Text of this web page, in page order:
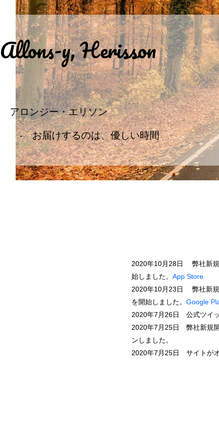
Allons-y, Herisson
アロンジー・エリソン
- お届けするのは、優しい時間
2020年10月28日 弊社新規
始しました。 App Store
2020年10月23日 弊社新規
を開始しました。 Google
2020年7月26日 公式ツイ
2020年7月25日 弊社新規
ンしました。
2020年7月25日 サイトが